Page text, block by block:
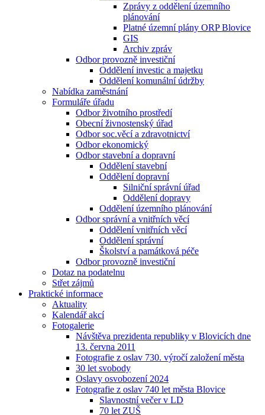
Zprávy z oddělení územního
plánování
Platné územní plány ORP Blovice
GIS
Archiv zpráv
Odbor provozně investiční
Oddělení investic a majetku
Oddělení komunální údržby
Nabídka zaměstnání
Formuláře úřadu
Odbor životního prostředí
Obecní živnostenský úřad
Odbor soc.věcí a zdravotnictví
Odbor ekonomický
Odbor stavební a dopravní
Oddělení stavební
Oddělení dopravní
Silniční správní úřad
Oddělení dopravy
Oddělení územního plánování
Odbor správní a vnitřních věcí
Oddělení vnitřních věcí
Oddělení správní
Školství a památková péče
Odbor provozně investiční
Dotaz na podatelnu
Střet zájmů
Praktické informace
Aktuality
Kalendář akcí
Fotogalerie
Návštěva prezidenta republiky v Blovicích dne
13. června 2011
Fotografie z oslav 730. výročí založení města
30 let svobody
Oslavy osvobození 2024
Fotografie z oslav 740 let města Blovice
Slavnostní večer v LD
70 let ZUŠ